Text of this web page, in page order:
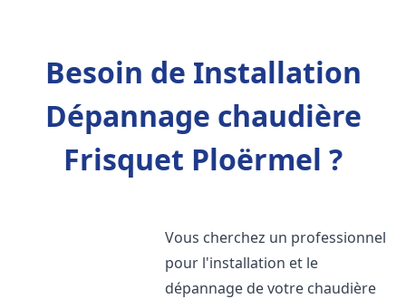
Besoin de Installation
Dépannage chaudière
Frisquet Ploërmel ?
Vous cherchez un professionnel
pour l'installation et le
dépannage de votre chaudière